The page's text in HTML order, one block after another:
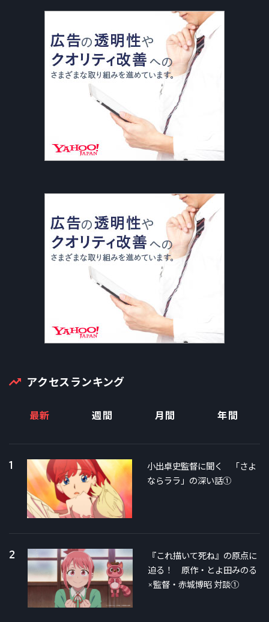
アクセスランキング
最新 週間 月間 年間
1
小出卓史監督に聞く 「さよ
ならララ」の深い話①
2
『これ描いて死ね』の原点に
迫る！ 原作・とよ田みのる
×監督・赤城博昭 対談①